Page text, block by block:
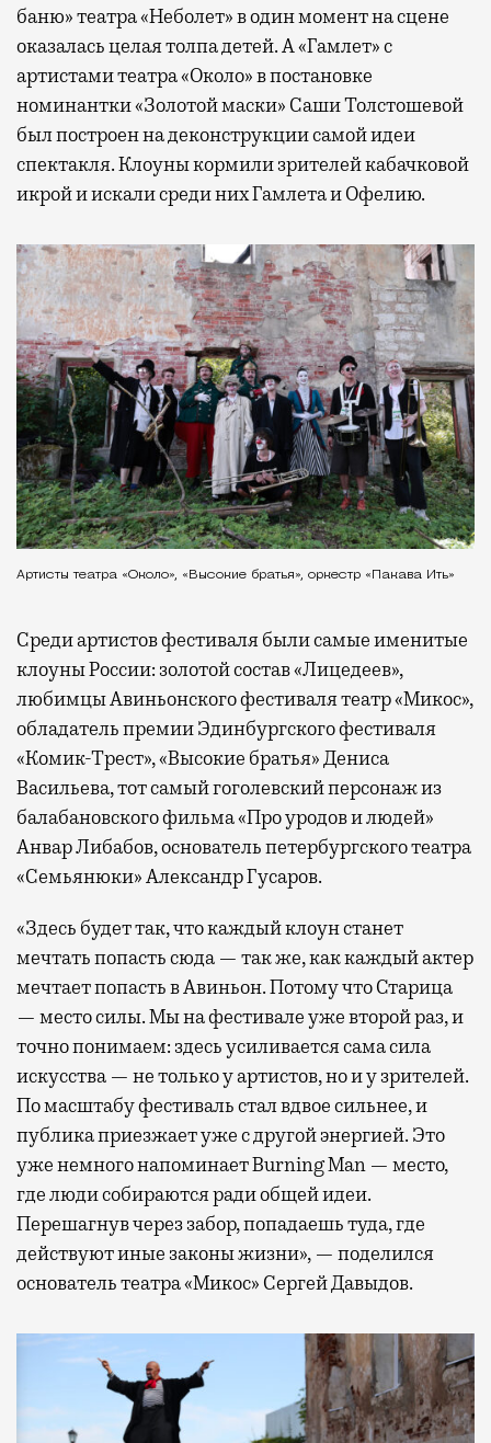
баню» театра «Неболет» в один момент на сцене
оказалась целая толпа детей. А «Гамлет» с
артистами театра «Около» в постановке
номинантки «Золотой маски» Саши Толстошевой
был построен на деконструкции самой идеи
спектакля. Клоуны кормили зрителей кабачковой
икрой и искали среди них Гамлета и Офелию.
Артисты театра «Около», «Высокие братья», оркестр «Пакава Ить»
Среди артистов фестиваля были самые именитые
клоуны России: золотой состав «Лицедеев»,
любимцы Авиньонского фестиваля театр «Микос»,
обладатель премии Эдинбургского фестиваля
«Комик-Трест», «Высокие братья» Дениса
Васильева, тот самый гоголевский персонаж из
балабановского фильма «Про уродов и людей»
Анвар Либабов, основатель петербургского театра
«Семьянюки» Александр Гусаров.
«Здесь будет так, что каждый клоун станет
мечтать попасть сюда — так же, как каждый актер
мечтает попасть в Авиньон. Потому что Старица
— место силы. Мы на фестивале уже второй раз, и
точно понимаем: здесь усиливается сама сила
искусства — не только у артистов, но и у зрителей.
По масштабу фестиваль стал вдвое сильнее, и
публика приезжает уже с другой энергией. Это
уже немного напоминает Burning Man — место,
где люди собираются ради общей идеи.
Перешагнув через забор, попадаешь туда, где
действуют иные законы жизни», — поделился
основатель театра «Микос» Сергей Давыдов.